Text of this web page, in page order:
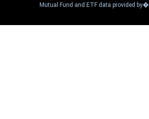
Mutual Fund and ETF data provided by�